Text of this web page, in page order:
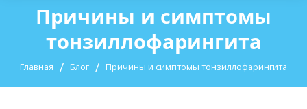
Причины и симптомы
тонзиллофарингита
Главная Блог Причины и симптомы тонзиллофарингита